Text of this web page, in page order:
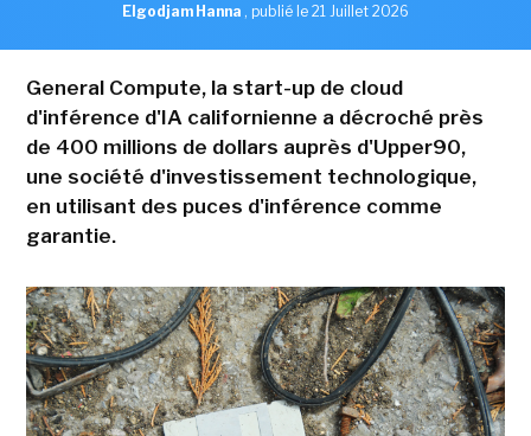
Elgodjam Hanna , publié le 21 Juillet 2026
General Compute, la start-up de cloud
d'inférence d'IA californienne a décroché près
de 400 millions de dollars auprès d'Upper90,
une société d'investissement technologique,
en utilisant des puces d'inférence comme
garantie.